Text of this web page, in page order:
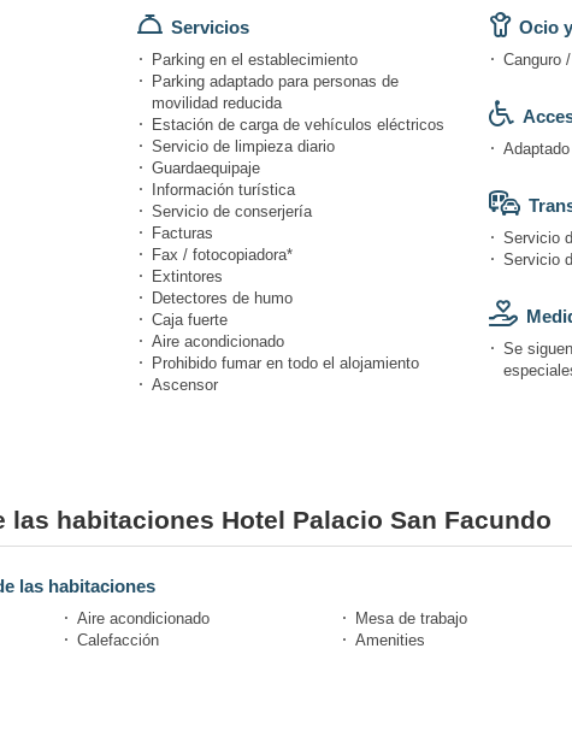
Servicios
Parking en el establecimiento
Parking adaptado para personas de
movilidad reducida
Estación de carga de vehículos eléctricos
Servicio de limpieza diario
Guardaequipaje
Información turística
Servicio de conserjería
Facturas
Fax / fotocopiadora*
Extintores
Detectores de humo
Caja fuerte
Aire acondicionado
Prohibido fumar en todo el alojamiento
Ascensor
Ocio
Canguro
Servicio
Servicio
Se
las habitaciones Hotel Palacio San Facundo
las habitaciones
Aire acondicionado Mesa de trabajo
Calefacción Amenities